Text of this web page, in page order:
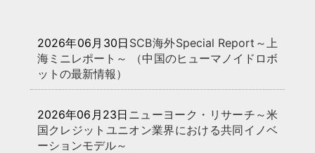
2026年06月30日 SCB海外Special Report～上
海ミニレポート～ （中国のヒューマノイドロボ
ットの最新情報）
2026年06月23日 ニューヨーク・リサーチ～米
国クレジットユニオン業界における共同イノベ
ーションモデル～